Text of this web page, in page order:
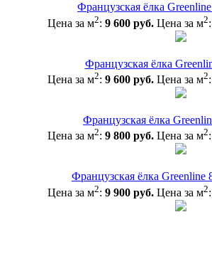
Французская ёлка
Цена за м2: 9 600 руб. Цена за м2:
Французская ёлка
Цена за м2: 9 600 руб. Цена за м2:
Французская ёлка
Цена за м2: 9 800 руб. Цена за м2:
Французская ёлка Greenline
Цена за м2: 9 900 руб. Цена за м2: